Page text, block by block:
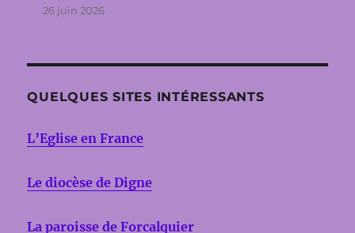
26 juin 2026
QUELQUES SITES INTÉRESSANTS
L’Eglise en France
Le diocèse de Digne
La paroisse de Forcalquier